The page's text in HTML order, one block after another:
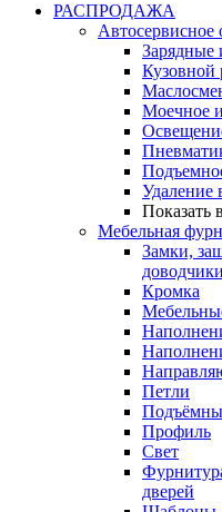
РАСПРОДАЖА
Автосервисное
Зарядные
Кузовной
Моечное
Удаление
Показать
Мебельная
Замки,
Кромка
Петли
Профиль
Свет
дверей